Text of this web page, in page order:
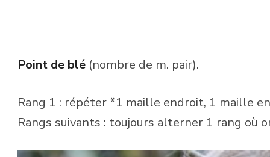
Point de blé (nombre de m. pair).
Rang 1 : répéter *1 maille endroit, 1 maille
Rangs suivants : toujours alterner 1 rang